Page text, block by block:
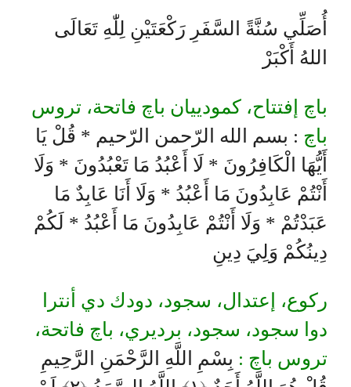
أُصَلِّي سُنَّةً السَّفَرِ رَكْعَتَيْنِ لِلّٰهِ تَعَالَى
اللهُ أَكْبَرْ
باچ إفتتاح، كمودييان باچ فاتحة، تروس
باچ : بسم الله الرّحمن الرّحيم * قُلْ يَا
أَيُّهَا الْكَافِرُونَ * لَا أَعْبُدُ مَا تَعْبُدُونَ * وَلَا
أَنْتُمْ عَابِدُونَ مَا أَعْبُدُ * وَلَا أَنَا عَابِدٌ مَا
عَبَدْتُمْ * وَلَا أَنْتُمْ عَابِدُونَ مَا أَعْبُدُ * لَكُمْ
دِينُكُمْ وَلِيَ دِينِ
ركوع، إعتدال، سجود، دودك دي أنترا
دوا سجود، سجود، برديري، باچ فاتحة،
تروس باچ : بِسْمِ اللَّهِ الرَّحْمَنِ الرَّحِيمِ